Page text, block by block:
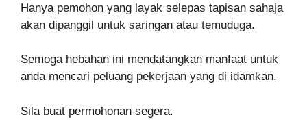
Hanya pemohon yang layak selepas tapisan sahaja
akan dipanggil untuk saringan atau temuduga.
Semoga hebahan ini mendatangkan manfaat untuk
anda mencari peluang pekerjaan yang di idamkan.
Sila buat permohonan segera.